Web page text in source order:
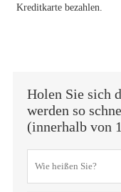
Kreditkarte bezahlen.
Holen Sie sich
werden so
(innerhalb von